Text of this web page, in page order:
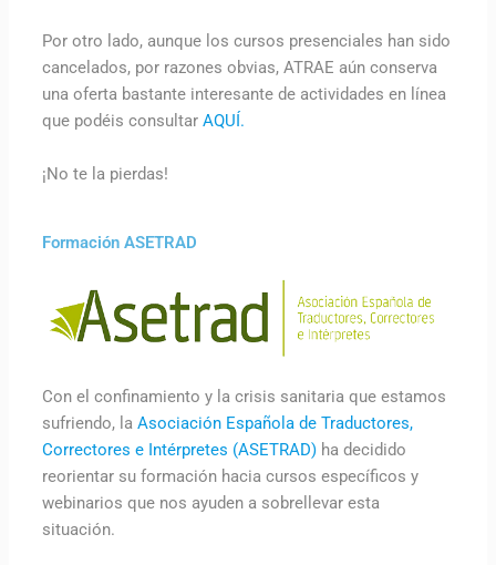
Por otro lado, aunque los cursos presenciales han sido
cancelados, por razones obvias, ATRAE aún conserva
una oferta bastante interesante de actividades en línea
que podéis consultar AQUÍ.
¡No te la pierdas!
Formación ASETRAD
Con el confinamiento y la crisis sanitaria que estamos
sufriendo, la Asociación Española de Traductores,
Correctores e Intérpretes (ASETRAD)ha decidido
reorientar su formación hacia cursos específicos y
webinarios que nos ayuden a sobrellevar esta
situación.